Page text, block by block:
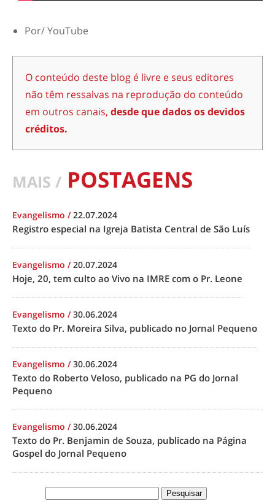
Por/ YouTube
O conteúdo deste blog é livre e seus editores
não têm ressalvas na reprodução do conteúdo
em outros canais, desde que dados os devidos
créditos.
MAIS / POSTAGENS
Evangelismo /22.07.2024
Registro especial na Igreja Batista Central de São Luís
Evangelismo /20.07.2024
Hoje, 20, tem culto ao Vivo na IMRE com o Pr. Leone
Evangelismo /30.06.2024
Texto do Pr. Moreira Silva, publicado no Jornal Pequeno
Evangelismo /30.06.2024
Texto do Roberto Veloso, publicado na PG do Jornal
Pequeno
Evangelismo /30.06.2024
Texto do Pr. Benjamin de Souza, publicado na Página
Gospel do Jornal Pequeno